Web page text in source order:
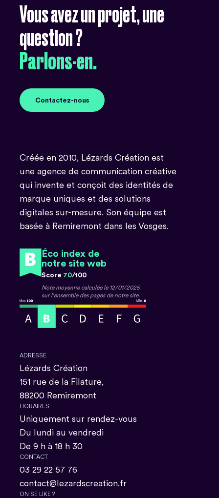
Vousavezunprojet,une
question?
Parlons-en.
Contactez-nous
Créée en 2010, Lézards Création est
une agence de communication créative
qui invente et conçoit des identités de
marque uniques et des solutions
digitales sur-mesure. Son équipe est
basée à Remiremont dans les Vosges.
Éco index de
notre site web
Score 70/100
Note moyenne calculée le 12/01/2025
sur l'ensemble des pages de notre site.
ADRESSE
Lézards Création
151 rue de la Filature,
88200 Remiremont
HORAIRES
Uniquement sur rendez-vous
Du lundi au vendredi
De 9 h à 18 h 30
CONTACT
03 29 22 57 76
contact@lezardscreation.fr
ON SE LIKE ?